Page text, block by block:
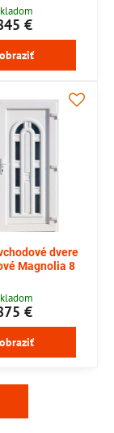
€
dvere
Magnolia 8
€